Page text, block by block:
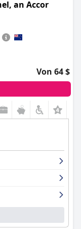
an Accor
Von 64 $